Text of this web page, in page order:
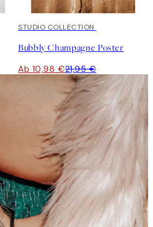
50%*
STUDIO COLLECTION
Bubbly Champagne Poster
Ab 10,98 €21,95 €